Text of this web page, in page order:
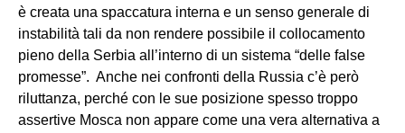
è creata una spaccatura interna e un senso generale di
instabilità tali da non rendere possibile il collocamento
pieno della Serbia all’interno di un sistema “delle false
promesse”. Anche nei confronti della Russia c’è però
riluttanza, perché con le sue posizione spesso troppo
assertive Mosca non appare come una vera alternativa a